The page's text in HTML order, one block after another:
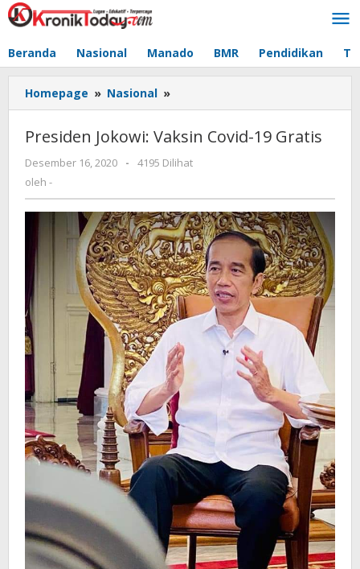
Lewati
ke
Beranda Nasional Manado BMR Pendidikan
Homepage » Nasional »
Jokowi:
Vaksin
Covid-
19
Presiden Jokowi: Vaksin Covid-19 Gratis
Desember 16, 2020
oleh
-
4195 Dilihat
oleh -